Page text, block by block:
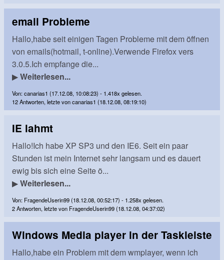
email Probleme
Hallo,habe seit einigen Tagen Probleme mit dem öffnen
von emails(hotmail, t-online).Verwende Firefox vers
3.0.5.Ich empfange die...
▶Weiterlesen...
Von: canarias1 (17.12.08, 10:08:23) - 1.418x gelesen.
12 Antworten, letzte von canarias1 (18.12.08, 08:19:10)
IE lahmt
Hallo!Ich habe XP SP3 und den IE6. Seit ein paar
Stunden ist mein Internet sehr langsam und es dauert
ewig bis sich eine Seite ö...
▶Weiterlesen...
Von: FragendeUserin99 (18.12.08, 00:52:17) - 1.258x gelesen.
2 Antworten, letzte von FragendeUserin99 (18.12.08, 04:37:02)
Windows Media player in der Taskleiste
Hallo,habe ein Problem mit dem wmplayer, wenn ich